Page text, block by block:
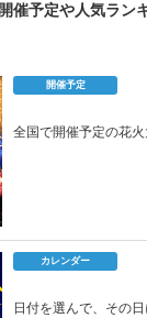
催予定や人気ラン
開催予定
全国で開催予定の花
カレンダー
日付を選んで、その